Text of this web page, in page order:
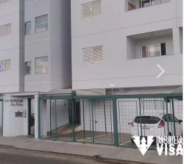
arrow_forward_ios
Next